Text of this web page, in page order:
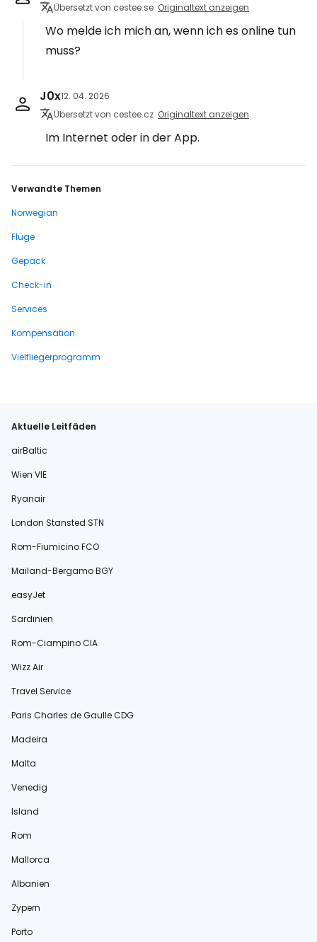
Übersetzt von cestee.se Originaltext anzeigen
Wo melde ich mich an, wenn ich es online tun
muss?
J0x12. 04. 2026
Übersetzt von cestee.cz Originaltext anzeigen
Im Internet oder in der App.
Verwandte Themen
Norwegian
Flüge
Gepäck
Check-in
Services
Kompensation
Vielfliegerprogramm
Aktuelle Leitfäden
airBaltic
Wien VIE
Ryanair
London Stansted STN
Rom-Fiumicino FCO
Mailand-Bergamo BGY
easyJet
Sardinien
Rom-Ciampino CIA
Wizz Air
Travel Service
Paris Charles de Gaulle CDG
Madeira
Malta
Venedig
Island
Rom
Mallorca
Albanien
Zypern
Porto